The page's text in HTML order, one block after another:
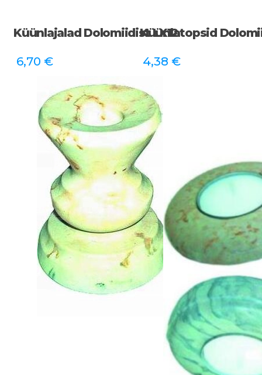
Küünlajalad Dolomiidist LX12
6,70 €
Küünlatopsid
4,38 €